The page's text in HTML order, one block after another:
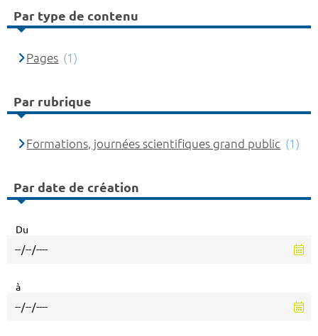
Par type de contenu
Pages (1)
Par rubrique
Formations, journées scientifiques grand public (1)
Par date de création
Du
à